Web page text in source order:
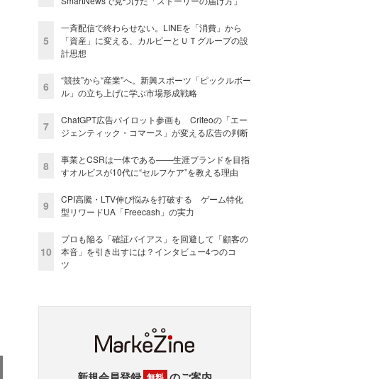
5
一斉配信で終わらせない。LINEを「消費」から
「資産」に変える、カルビーとＵＴグループの設
計思想
6
“競技”から“産業”へ。新興スポーツ「ピックルボー
ル」の立ち上げに学ぶ市場形成戦略
7
ChatGPT広告パイロット参画も Criteoの「エー
ジェンティック・コマース」が変える広告の判断
8
事業とCSRは一体である――生涯ブランドを目指
すオルビスが10代に“セルフケア”を教える理由
9
CPI高騰・LTV伸び悩みを打破する ゲーム特化
型リワードUA「Freecash」の実力
10
プロも陥る「確証バイアス」を回避して「顧客の
本音」を引き出すには？インタビュー4つのコ
ツ